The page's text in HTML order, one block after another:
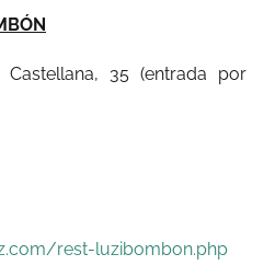
35 (entrada por
rest-luzibombon.php